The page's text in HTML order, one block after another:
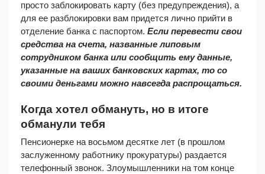
просто заблокировать карту (без предупреждения), а
для ее разблокировки вам придется лично прийти в
отделение банка с паспортом. Если перевести свои
средства на счета, названные липовым
сотрудником банка или сообщить ему данные,
указанные на ваших банковских картах, то со
своими деньгами можно навсегда распрощаться.
Когда хотел обмануть, но в итоге
обманули тебя
Пенсионерке на восьмом десятке лет (в прошлом
заслуженному работнику прокуратуры) раздается
телефонный звонок. Злоумышленники на том конце